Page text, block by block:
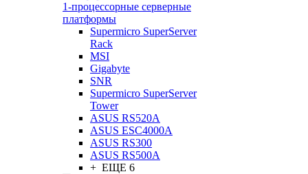
1-процессорные серверные
платформы
Supermicro SuperServer
Rack
MSI
Gigabyte
SNR
Supermicro SuperServer
Tower
ASUS RS520A
ASUS ESC4000A
ASUS RS300
ASUS RS500A
+ ЕЩЕ 6